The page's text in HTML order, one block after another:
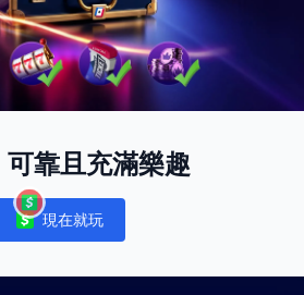
靠且充滿樂趣
Notifications
現在就玩